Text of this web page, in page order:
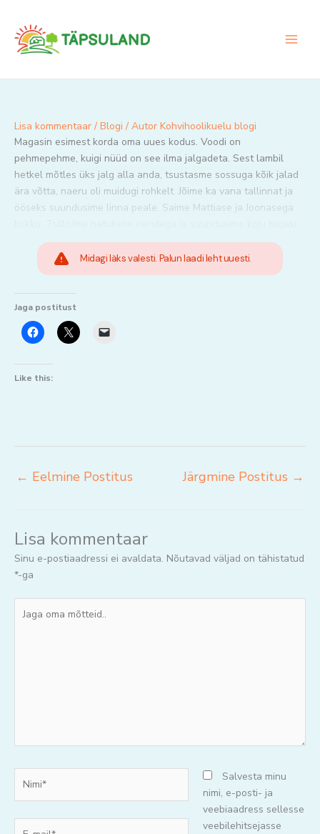
content
Lisa kommentaar / Blogi / Autor Kohvihoolikuelu blogi
Magasin esimest korda oma uues kodus. Voodi on
pehmepehme, kuigi nüüd on see ilma jalgadeta. Sest lambil
hetkel mõtles üks jalg alla anda, tsustasme sossuga kõik jalad
ära võtta, naeru oli muidugi rohkelt. Jõime ka vana tallinnat ja
ööseks suundusime linna peale. Saime Mattiase ja Joonasega
Midagi läks valesti. Palun laadi leht uuesti.
Jaga postitust
Like this:
← Eelmine Postitus Järgmine Postitus →
Lisa kommentaar
Sinu e-postiaadressi ei avaldata. Nõutavad väljad on tähistatud
*-ga
oma
Salvesta minu
nimi, e-posti- ja
veebiaadress sellesse
veebilehitsejasse